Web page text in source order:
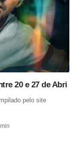
20 e 27 de Abri
pelo site